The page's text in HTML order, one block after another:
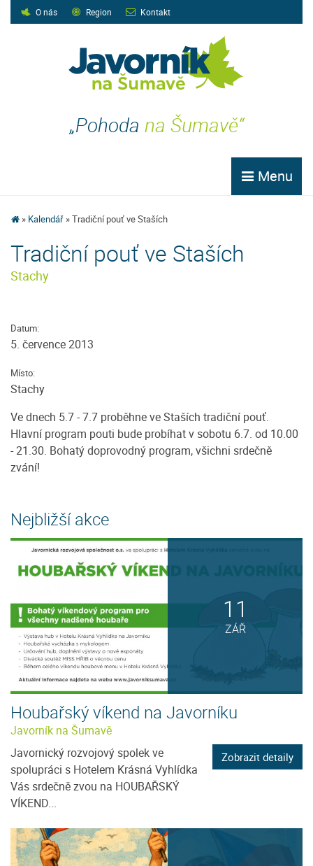
O nás Region Kontakt
„Pohoda na Šumavě“
Menu
Kalendář Tradiční pouť ve Staších
Tradiční pouť ve Staších
Stachy
Datum:
5. července 2013
Místo:
Stachy
Ve dnech 5.7 - 7.7 proběhne ve Staších tradiční pouť.
Hlavní program pouti bude probíhat v sobotu 6.7. od 10.00
- 21.30. Bohatý doprovodný program, všichni srdečně
zvání!
Nejbližší akce
11
ZÁŘ
Houbařský víkend na Javorníku
Javorník na Šumavě
Javornický rozvojový spolek ve
spolupráci s Hotelem Krásná Vyhlídka
Vás srdečně zvou na HOUBAŘSKÝ
VÍKEND...
Zobrazit detaily